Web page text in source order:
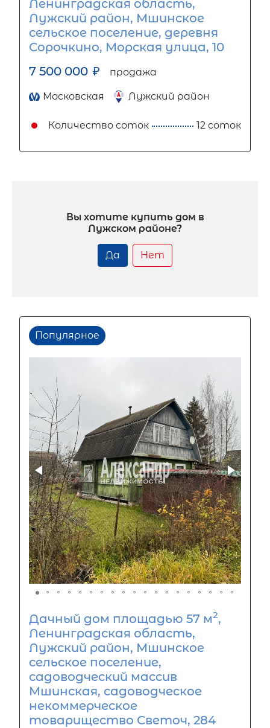
Ленинградская область,
Лужский район, Мшинское
сельское поселение, деревня
Сорочкино, Морская улица, 10
7 500 000 ₽ продажа
Московская Лужский район
Количество соток 12 соток
Вы хотите купить дом в
Лужском районе?
Да Нет
Популярное
Дачный дом площадью 57 м2,
Ленинградская область,
Лужский район, Мшинское
сельское поселение,
садоводческий массив
Мшинская, садоводческое
некоммерческое
товарищество Светоч, 284